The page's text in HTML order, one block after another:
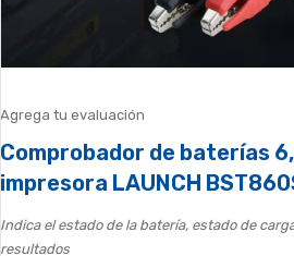
Agrega tu evaluación
Comprobador de baterías
impresora LAUNCH
Indica el estado de la batería, estado de
resultados